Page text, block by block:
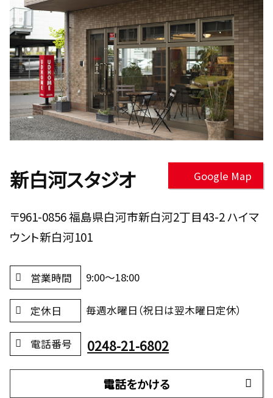
新白河スタジオ Google Map
〒961-0856 福島県白河市新白河2丁目43-2 ハイマ
ウント新白河101
営業時間 9:00～18:00
定休日 毎週水曜日（祝日は翌木曜日定休）
電話番号 0248-21-6802
電話をかける